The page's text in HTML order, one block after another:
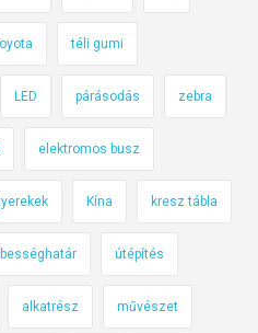
téli gumi
LED párásodás zebra
elektromos busz
Kína kresz tábla
útépítés
alkatrész művészet